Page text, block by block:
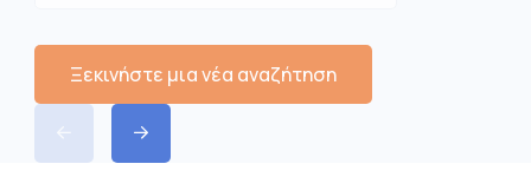
Ξεκινήστε μια νέα αναζήτηση